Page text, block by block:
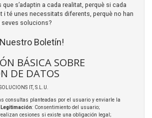
s’adaptin a cada realitat, perquè si cada
i té unes necessitats diferents, perquè no han
solucions?
Boletín!
BÁSICA SOBRE
DE DATOS
IT, S.L.U.
consultas planteadas por el usuario y enviarle la
Legitimación: Consentimiento del usuario;
cesiones si existe una obligación legal;